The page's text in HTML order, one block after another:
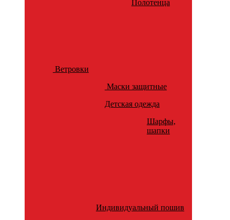
Полотенца
Ветровки
Маски защитные
Детская одежда
Шарфы,
шапки
Индивидуальный пошив